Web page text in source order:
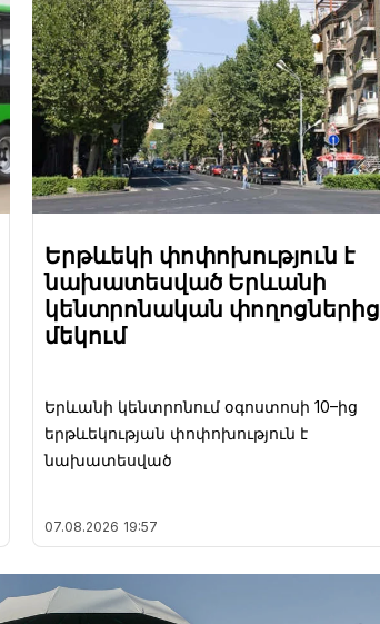
Երթևեկի փոփոխություն է
նախատեսված Երևանի
կենտրոնական փողոցներից
մեկում
Երևանի կենտրոնում օգոստոսի 10–ից
երթևեկության փոփոխություն է
նախատեսված
07.08.2026 19:57